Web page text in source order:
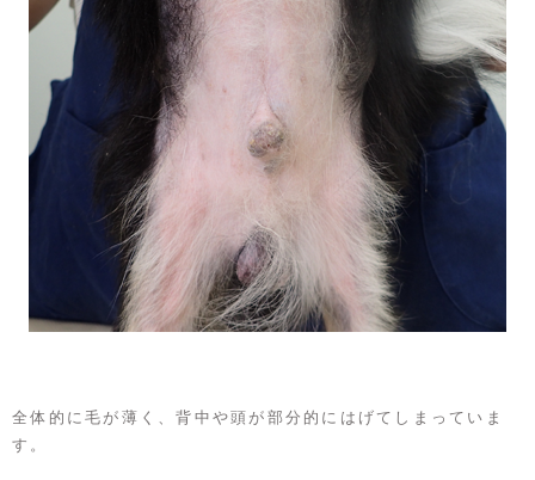
全体的に毛が薄く、背中や頭が部分的にはげてしまっていま
す。